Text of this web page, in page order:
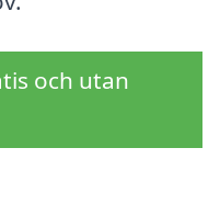
och utan